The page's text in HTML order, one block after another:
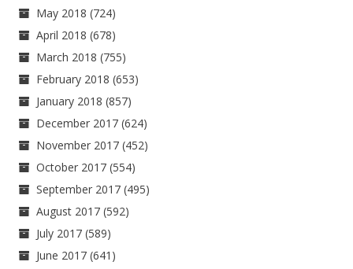
May 2018 (724)
April 2018 (678)
March 2018 (755)
February 2018 (653)
January 2018 (857)
December 2017 (624)
November 2017 (452)
October 2017 (554)
September 2017 (495)
August 2017 (592)
July 2017 (589)
June 2017 (641)